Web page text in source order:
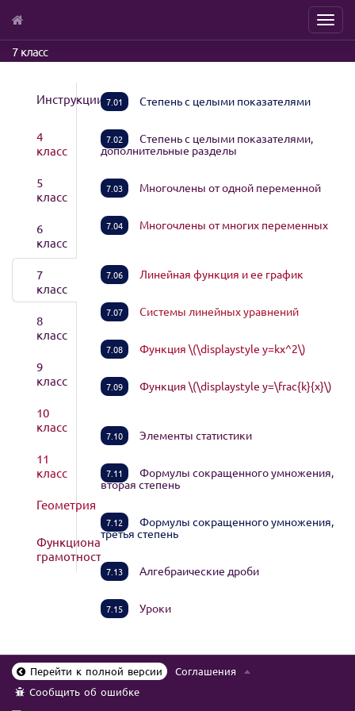
Skip
to
content
Menu
7 класс
Инструкции
4
класс
5
класс
6
класс
7
класс
8
класс
9
класс
10
класс
11
класс
Геометрия
Функциональная
грамотность
7.01 Степень с целыми показателями
7.02
Степень с целыми показателями,
дополнительные разделы
7.03 Многочлены от одной переменной
7.04 Многочлены от многих переменных
7.06 Линейная функция и ее график
7.07 Системы линейных уравнений
7.08 Функция \(\displaystyle y=kx^2\)
7.09 Функция \(\displaystyle y=\frac{k}{x}\)
7.10 Элементы статистики
7.11
Формулы сокращенного умножения,
вторая степень
7.12
Формулы сокращенного умножения,
третья степень
7.13 Алгебраические дроби
7.15 Уроки
Перейти к полной версии
Соглашения
Сообщить об ошибке